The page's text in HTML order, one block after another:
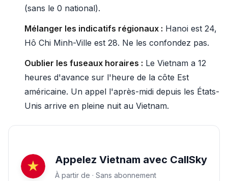
(sans le 0 national).
Mélanger les indicatifs régionaux : Hanoi est 24,
Hô Chi Minh-Ville est 28. Ne les confondez pas.
Oublier les fuseaux horaires : Le Vietnam a 12
heures d'avance sur l'heure de la côte Est
américaine. Un appel l'après-midi depuis les États-
Unis arrive en pleine nuit au Vietnam.
Appelez Vietnam avec CallSky
À partir de · Sans abonnement